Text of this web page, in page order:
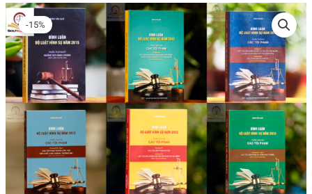
-15%
Giá
gốc
là:
2,500,000 ₫.
Giá
hiện
tại
là:
2,125,000 ₫.
Bình
luận
Luật
Hình
Sự
năm
2015
9
cuốn
của